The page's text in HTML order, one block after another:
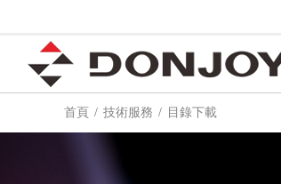
首頁 技術服務 目錄下載